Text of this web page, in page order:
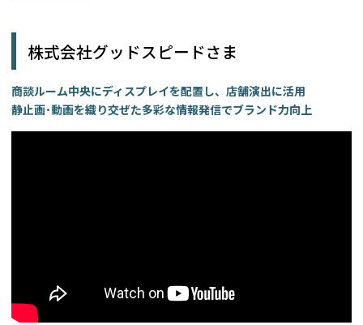
株式会社グッドスピードさま
商談ルーム中央にディスプレイを配置し、店舗演出に活用
静止画･動画を織り交ぜた多彩な情報発信でブランド力向上